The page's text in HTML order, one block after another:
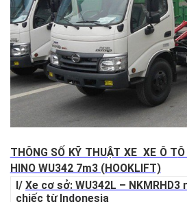
THÔNG SỐ KỸ THUẬT XE XE Ô T
HINO WU342 7m3 (HOOKLIFT)